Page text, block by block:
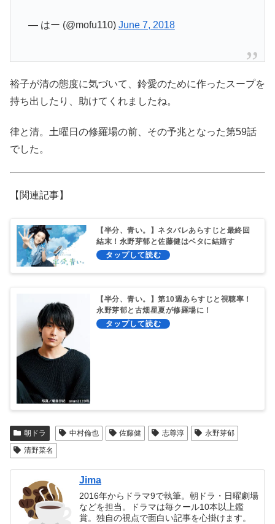
— はー (@mofu110) June 7, 2018
裕子が清の態度に気づいて、鈴愛のために作ったスープを
持ち出したり、助けてくれましたね。
律と清。土曜日の修羅場の前、その予兆となった第59話
でした。
【関連記事】
【半分、青い。】ネタバレあらすじと最終回
結末！永野芽郁と佐藤健はベタに結婚す
る！？
【半分、青い。】第10週あらすじと視聴率！
永野芽郁と古畑星夏が修羅場に！
朝ドラ 中村倫也 佐藤健 志尊淳
永野芽郁
清野菜名
Jima
2016年からドラマ9で執筆。朝ドラ・日曜劇場
などを担当。ドラマは毎クール10本以上鑑
賞。独自の視点で面白い記事を心掛けます。